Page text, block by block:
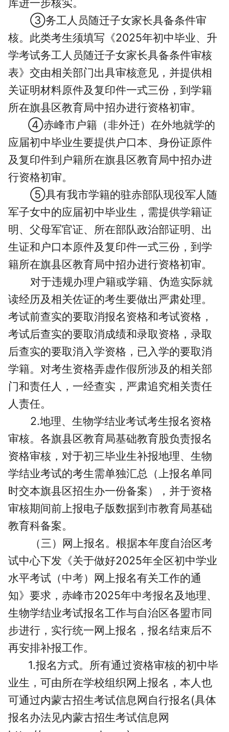
③务工人员随迁子女家长具备条件审
核。此类考生须填写《2025年初中毕业、升
学考试务工人员随迁子女家长具备条件审核
表》交由相关部门出具审核意见，并提供相
关证明材料原件及复印件一式三份，到学籍
所在旗县区教育局中招办进行资格初审。
④赤峰市户籍（非外迁）在外地就学的
应届初中毕业生要提供户口本、身份证原件
及复印件到户籍所在旗县区教育局中招办进
行资格初审。
⑤具有我市学籍的驻赤部队现役军人随
军子女中的应届初中毕业生，需提供学籍证
明、父母军官证、所在部队政治部证明、出
生证和户口本原件及复印件一式三份，到学
籍所在旗县区教育局中招办进行资格初审。
对于违规办理户籍或学籍、伪造实际就
读经历及相关佐证的考生要做出严肃处理。
考试前查实的要取消报名资格和考试资格，
考试后查实的要取消成绩和录取资格，录取
后查实的要取消入学资格，已入学的要取消
学籍。对考生资格弄虚作假所涉及的相关部
门和责任人，一经查实，严肃追究相关责任
人责任。
2.地理、生物学结业考试考生报名资格
审核。各旗县区教育局基础教育股负责报名
资格审核，对于初三毕业生补报地理、生物
学结业考试的考生需单独汇总（上报名单同
时交本旗县区招生办一份备案），并于资格
审核期间前上报电子版数据到市教育局基础
教育科备案。
（三）网上报名。 根据本年度自治区考
试中心下发《关于做好2025年全区初中学业
水平考试（中考）网上报名有关工作的通
知》要求，赤峰市2025年中考报名及地理、
生物学结业考试报名工作与自治区各盟市同
步进行，实行统一网上报名，报名结束后不
再安排补报工作。
1.报名方式。 所有通过资格审核的初中毕
业生，可由所在学校组织网上报名，本人也
可通过内蒙古招生考试信息网自行报名(具体
报名办法见内蒙古招生考试信息网